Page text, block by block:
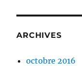
ARCHIVES
octobre 2016